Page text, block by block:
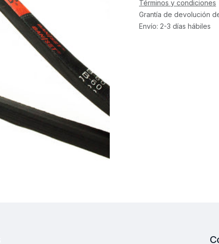
Términos y condiciones
Grantía de devolución
Envío: 2-3 días hábiles